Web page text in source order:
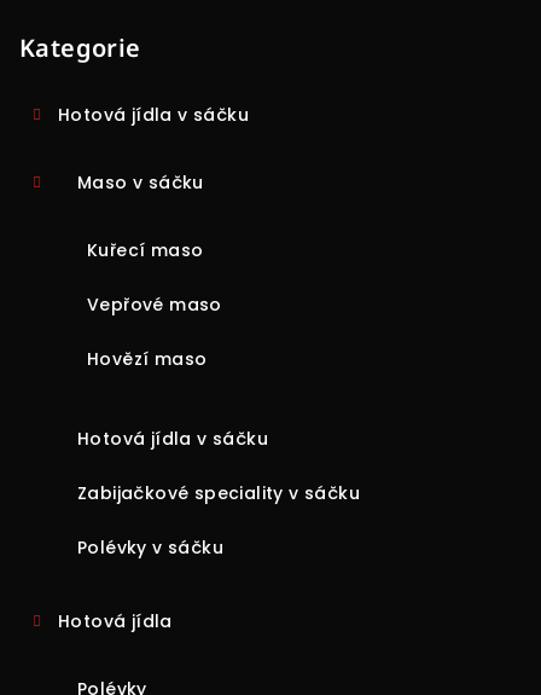
Kategorie
Hotová jídla v sáčku
Maso v sáčku
Kuřecí maso
Vepřové maso
Hovězí maso
Hotová jídla v sáčku
Zabijačkové speciality v sáčku
Polévky v sáčku
Hotová jídla
Polévky